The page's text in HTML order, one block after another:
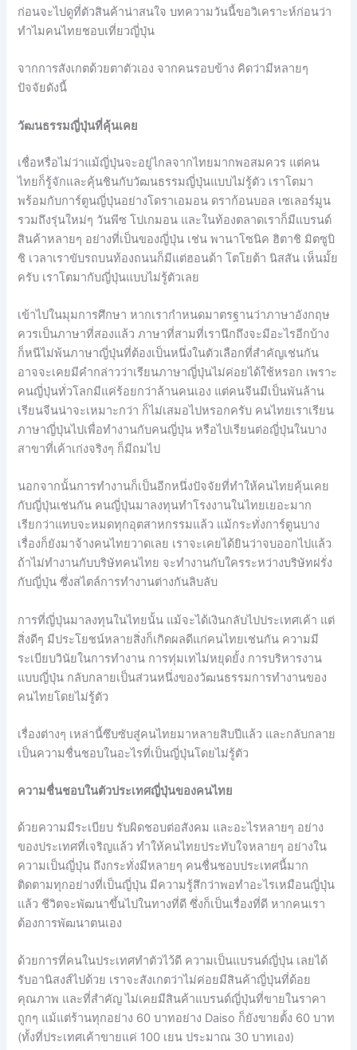
ก่อนจะไปดูที่ตัวสินค้าน่าสนใจ บทความวันนี้ขอวิเคราะห์ก่อนว่า
ทำไมคนไทยชอบเที่ยวญี่ปุ่น
จากการสังเกตด้วยตาตัวเอง จากคนรอบข้าง คิดว่ามีหลายๆ
ปัจจัยดังนี้
วัฒนธรรมญี่ปุ่นที่คุ้นเคย
เชื่อหรือไม่ว่าแม้ญี่ปุ่นจะอยู่ไกลจากไทยมากพอสมควร แต่คน
ไทยก็รู้จักและคุ้นชินกับวัฒนธรรมญี่ปุ่นแบบไม่รู้ตัว เราโตมา
พร้อมกับการ์ตูนญี่ปุ่นอย่างโดราเอมอน ดราก้อนบอล เซเลอร์มูน
รวมถึงรุ่นใหม่ๆ วันพีซ โปเกมอน และในท้องตลาดเราก็มีแบรนด์
สินค้าหลายๆ อย่างที่เป็นของญี่ปุ่น เช่น พานาโซนิค ฮิตาชิ มิตซูบิ
ชิ เวลาเราขับรถบนท้องถนนก็มีแต่ฮอนด้า โตโยต้า นิสสัน เห็นมั้ย
ครับ เราโตมากับญี่ปุ่นแบบไม่รู้ตัวเลย
เข้าไปในมุมการศึกษา หากเรากำหนดมาตรฐานว่าภาษาอังกฤษ
ควรเป็นภาษาที่สองแล้ว ภาษาที่สามที่เรานึกถึงจะมีอะไรอีกบ้าง
ก็หนีไม่พ้นภาษาญี่ปุ่นที่ต้องเป็นหนึ่งในตัวเลือกที่สำคัญเช่นกัน
อาจจะเคยมีคำกล่าวว่าเรียนภาษาญี่ปุ่นไม่ค่อยได้ใช้หรอก เพราะ
คนญี่ปุ่นทั่วโลกมีแค่ร้อยกว่าล้านคนเอง แต่คนจีนมีเป็นพันล้าน
เรียนจีนน่าจะเหมาะกว่า ก็ไม่เสมอไปหรอกครับ คนไทยเราเรียน
ภาษาญี่ปุ่นไปเพื่อทำงานกับคนญี่ปุ่น หรือไปเรียนต่อญี่ปุ่นในบาง
สาขาที่เค้าเก่งจริงๆ ก็มีถมไป
นอกจากนั้นการทำงานก็เป็นอีกหนึ่งปัจจัยที่ทำให้คนไทยคุ้นเคย
กับญี่ปุ่นเช่นกัน คนญี่ปุ่นมาลงทุนทำโรงงานในไทยเยอะมาก
เรียกว่าแทบจะหมดทุกอุตสาหกรรมแล้ว แม้กระทั่งการ์ตูนบาง
เรื่องก็ยังมาจ้างคนไทยวาดเลย เราจะเคยได้ยินว่าจบออกไปแล้ว
ถ้าไม่ทำงานกับบริษัทคนไทย จะทำงานกับใครระหว่างบริษัทฝรั่ง
กับญี่ปุ่น ซึ่งสไตล์การทำงานต่างกันลิบลับ
การที่ญี่ปุ่นมาลงทุนในไทยนั้น แม้จะได้เงินกลับไปประเทศเค้า แต่
สิ่งดีๆ มีประโยชน์หลายสิ่งก็เกิดผลดีแก่คนไทยเช่นกัน ความมี
ระเบียบวินัยในการทำงาน การทุ่มเทไม่หยุดยั้ง การบริหารงาน
แบบญี่ปุ่น กลับกลายเป็นส่วนหนึ่งของวัฒนธรรมการทำงานของ
คนไทยโดยไม่รู้ตัว
เรื่องต่างๆ เหล่านี้ซึบซับสู่คนไทยมาหลายสิบปีแล้ว และกลับกลาย
เป็นความชื่นชอบในอะไรที่เป็นญี่ปุ่นโดยไม่รู้ตัว
ความชื่นชอบในตัวประเทศญี่ปุ่นของคนไทย
ด้วยความมีระเบียบ รับผิดชอบต่อสังคม และอะไรหลายๆ อย่าง
ของประเทศที่เจริญแล้ว ทำให้คนไทยประทับใจหลายๆ อย่างใน
ความเป็นญี่ปุ่น ถึงกระทั่งมีหลายๆ คนชื่นชอบประเทศนี้มาก
ติดตามทุกอย่างที่เป็นญี่ปุ่น มีความรู้สึกว่าพอทำอะไรเหมือนญี่ปุ่น
แล้ว ชีวิตจะพัฒนาขึ้นไปในทางที่ดี ซึ่งก็เป็นเรื่องที่ดี หากคนเรา
ต้องการพัฒนาตนเอง
ด้วยการที่คนในประเทศทำตัวไว้ดี ความเป็นแบรนด์ญี่ปุ่น เลยได้
รับอานิสงส์ไปด้วย เราจะสังเกตว่าไม่ค่อยมีสินค้าญี่ปุ่นที่ด้อย
คุณภาพ และที่สำคัญ ไม่เคยมีสินค้าแบรนด์ญี่ปุ่นที่ขายในราคา
ถูกๆ แม้แต่ร้านทุกอย่าง 60 บาทอย่าง Daiso ก็ยังขายตั้ง 60 บาท
(ทั้งที่ประเทศเค้าขายแค่ 100 เยน ประมาณ 30 บาทเอง)